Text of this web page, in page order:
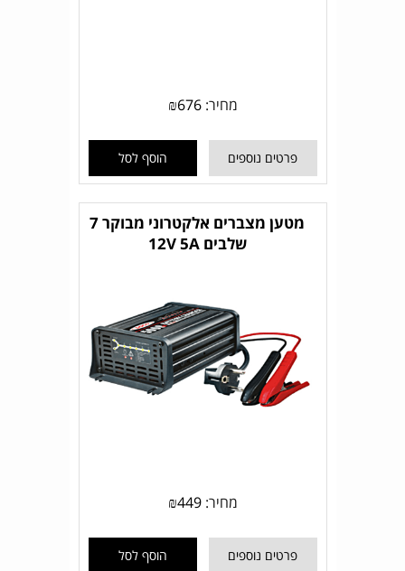
מחיר: ₪676
פרטים נוספים הוסף לסל
מטען מצברים אלקטרוני מבוקר 7
שלבים 12V 5A
מחיר: ₪449
פרטים נוספים הוסף לסל